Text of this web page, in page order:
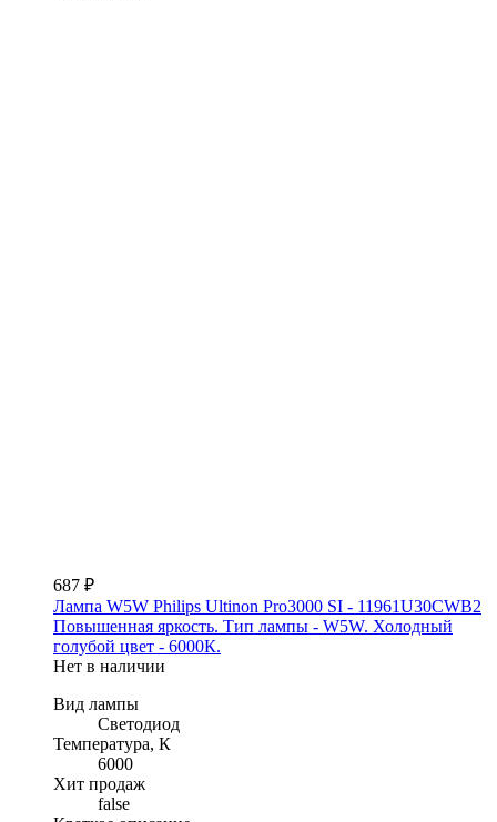
687 ₽
Лампа W5W Philips Ultinon Pro3000 SI - 11961U30CWB2
Повышенная яркость. Тип лампы - W5W. Холодный
голубой цвет - 6000К.
Нет в наличии
Вид лампы
Светодиод
Температура, К
6000
Хит продаж
false